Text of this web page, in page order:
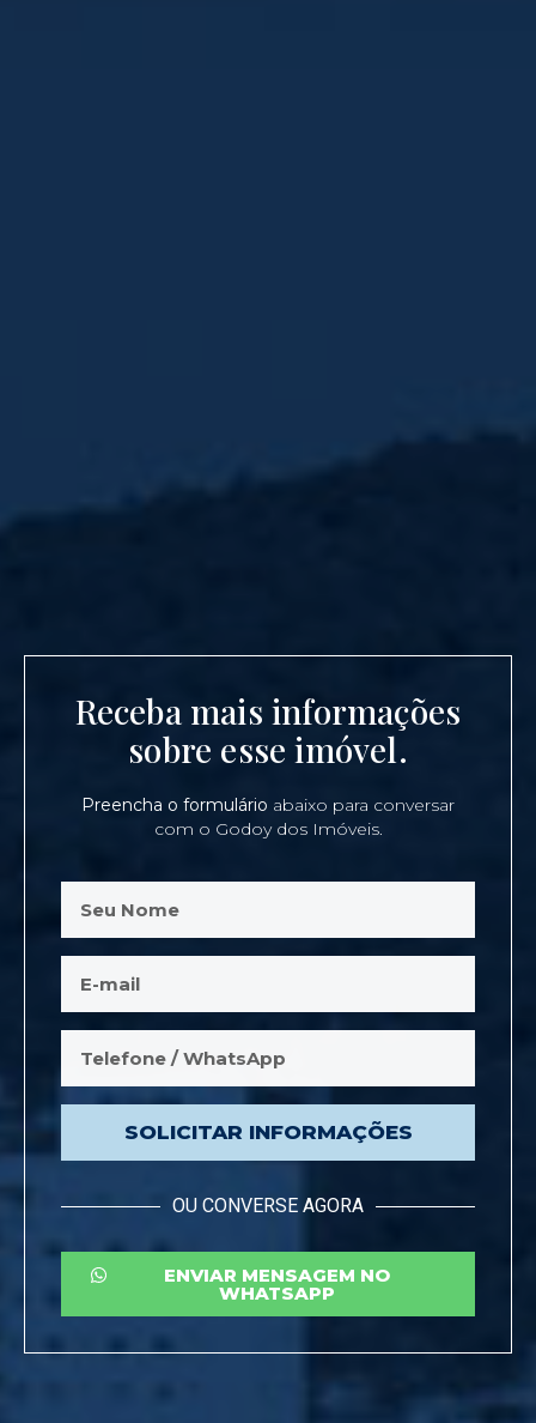
Receba mais informações
sobre esse imóvel.
Preencha o formulário abaixo para conversar
com o Godoy dos Imóveis.
SOLICITAR INFORMAÇÕES
OU CONVERSE AGORA
ENVIAR MENSAGEM NO
WHATSAPP